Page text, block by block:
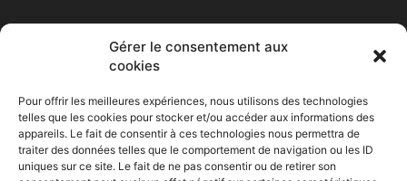
Gérer le consentement aux
cookies
Pour offrir les meilleures expériences, nous utilisons des technologies
telles que les cookies pour stocker et/ou accéder aux informations des
appareils. Le fait de consentir à ces technologies nous permettra de
traiter des données telles que le comportement de navigation ou les ID
uniques sur ce site. Le fait de ne pas consentir ou de retirer son
Accueil Economie Entreprises Entrepreneur